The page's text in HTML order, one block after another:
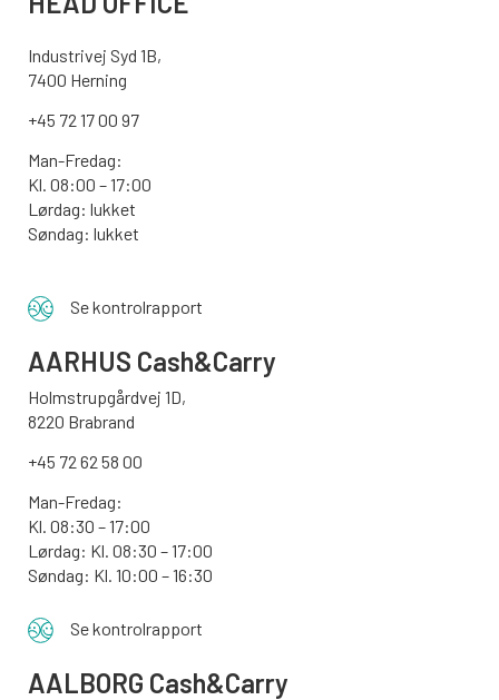
Industrivej Syd 1B,
7400 Herning
+45 72 17 00 97
Man-Fredag:
Kl. 08:00 – 17:00
Lørdag: lukket
Søndag: lukket
Se kontrolrapport
AARHUS Cash&Carry
Holmstrupgårdvej 1D,
8220 Brabrand
+45 72 62 58 00
Man-Fredag:
Kl. 08:30 – 17:00
Lørdag: Kl. 08:30 – 17:00
Søndag: Kl. 10:00 – 16:30
Se kontrolrapport
AALBORG Cash&Carry